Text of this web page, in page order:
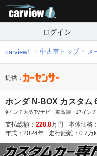
ログイン
carview! 中古車トップ メ
提供：
ホンダ N-BOX カスタム
9インチ大型TVナビ・車高調・17イン
支払総額： 228.8万円 本体価格：
年式： 2024年 走行距離： 0.7万